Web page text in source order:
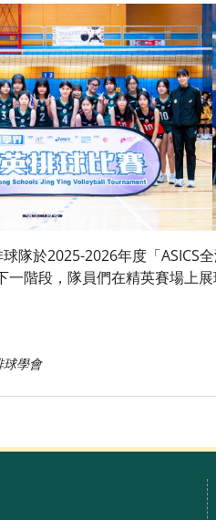
於2025-2026年度「ASICS全
一階段，隊員們在精英賽場上展
球學會